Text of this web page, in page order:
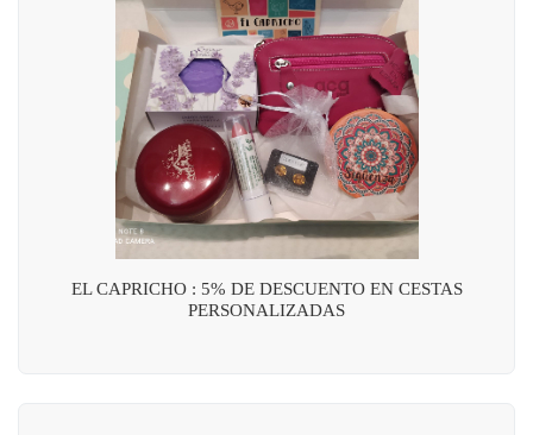
EL CAPRICHO : 5% DE DESCUENTO EN CESTAS
PERSONALIZADAS